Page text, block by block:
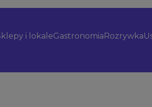
i lokaleGastronomiaRozrywka